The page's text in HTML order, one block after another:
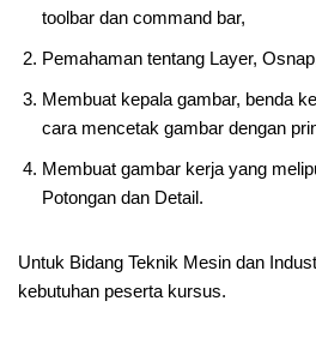
toolbar dan command bar,
Pemahaman tentang Layer,
Membuat kepala gambar, benda
cara mencetak gambar dengan
Membuat gambar kerja yang
Potongan dan Detail.
Untuk Bidang Teknik Mesin dan
kebutuhan peserta kursus.